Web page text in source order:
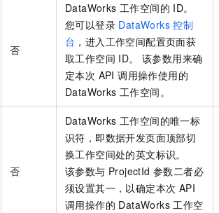
否
DataWorks 工作空间的 ID。
您可以登录 DataWorks 控制
台 ，进入工作空间配置页面获
取工作空间 ID。 该参数用来确
定本次 API 调用操作使用的
DataWorks 工作空间。
否
DataWorks 工作空间的唯一标
识符，即数据开发页面顶部切
换工作空间处的英文标识。
该参数与 ProjectId 参数二者必
须设置其一，以确定本次 API
调用操作的 DataWorks 工作空